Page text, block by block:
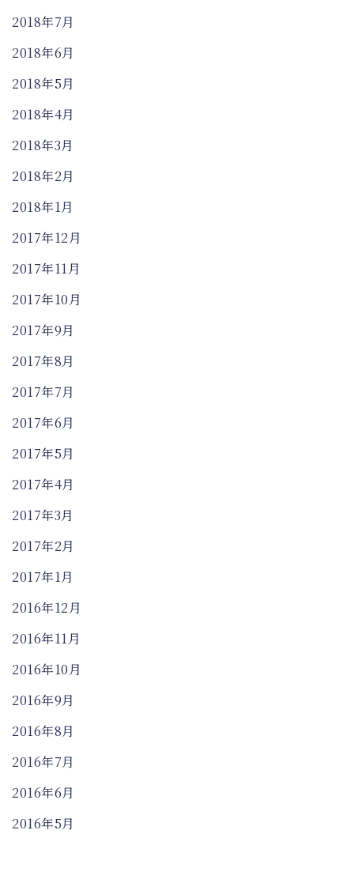
2018年7月
2018年6月
2018年5月
2018年4月
2018年3月
2018年2月
2018年1月
2017年12月
2017年11月
2017年10月
2017年9月
2017年8月
2017年7月
2017年6月
2017年5月
2017年4月
2017年3月
2017年2月
2017年1月
2016年12月
2016年11月
2016年10月
2016年9月
2016年8月
2016年7月
2016年6月
2016年5月